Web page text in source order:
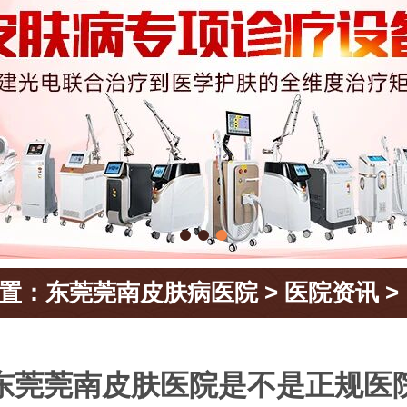
： 东莞莞南皮肤病医院> 医院资讯 >
莞莞南皮肤医院是不是正规医